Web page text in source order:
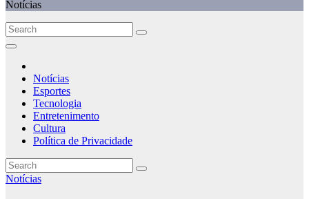
Notícias
Notícias
Esportes
Tecnologia
Entretenimento
Cultura
Política de Privacidade
Notícias